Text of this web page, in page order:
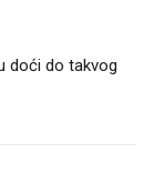
doći do takvog